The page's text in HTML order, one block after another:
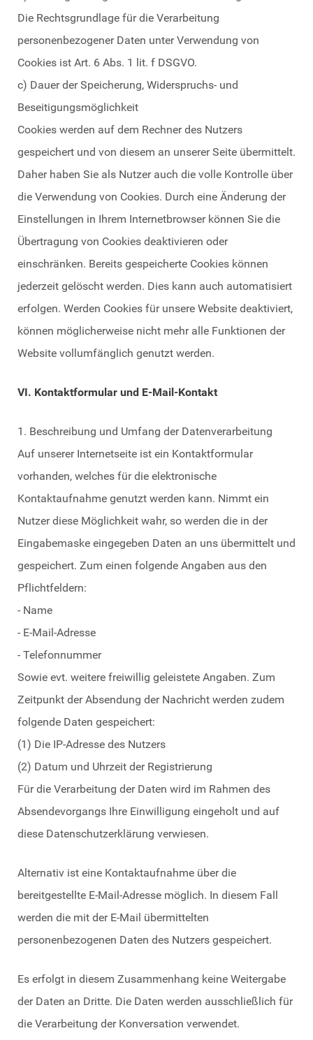
Die Rechtsgrundlage für die Verarbeitung
personenbezogener Daten unter Verwendung von
Cookies ist Art. 6 Abs. 1 lit. f DSGVO.
c) Dauer der Speicherung, Widerspruchs- und
Beseitigungsmöglichkeit
Cookies werden auf dem Rechner des Nutzers
gespeichert und von diesem an unserer Seite übermittelt.
Daher haben Sie als Nutzer auch die volle Kontrolle über
die Verwendung von Cookies. Durch eine Änderung der
Einstellungen in Ihrem Internetbrowser können Sie die
Übertragung von Cookies deaktivieren oder
einschränken. Bereits gespeicherte Cookies können
jederzeit gelöscht werden. Dies kann auch automatisiert
erfolgen. Werden Cookies für unsere Website deaktiviert,
können möglicherweise nicht mehr alle Funktionen der
Website vollumfänglich genutzt werden.
VI. Kontaktformular und E-Mail-Kontakt
1. Beschreibung und Umfang der Datenverarbeitung
Auf unserer Internetseite ist ein Kontaktformular
vorhanden, welches für die elektronische
Kontaktaufnahme genutzt werden kann. Nimmt ein
Nutzer diese Möglichkeit wahr, so werden die in der
Eingabemaske eingegeben Daten an uns übermittelt und
gespeichert. Zum einen folgende Angaben aus den
Pflichtfeldern:
- Name
- E-Mail-Adresse
- Telefonnummer
Sowie evt. weitere freiwillig geleistete Angaben. Zum
Zeitpunkt der Absendung der Nachricht werden zudem
folgende Daten gespeichert:
(1) Die IP-Adresse des Nutzers
(2) Datum und Uhrzeit der Registrierung
Für die Verarbeitung der Daten wird im Rahmen des
Absendevorgangs Ihre Einwilligung eingeholt und auf
diese Datenschutzerklärung verwiesen.
Alternativ ist eine Kontaktaufnahme über die
bereitgestellte E-Mail-Adresse möglich. In diesem Fall
werden die mit der E-Mail übermittelten
personenbezogenen Daten des Nutzers gespeichert.
Es erfolgt in diesem Zusammenhang keine Weitergabe
der Daten an Dritte. Die Daten werden ausschließlich für
die Verarbeitung der Konversation verwendet.